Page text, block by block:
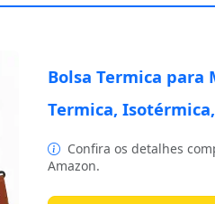
Bolsa Termica para
Termica,
Confira os detalhes
Amazon.